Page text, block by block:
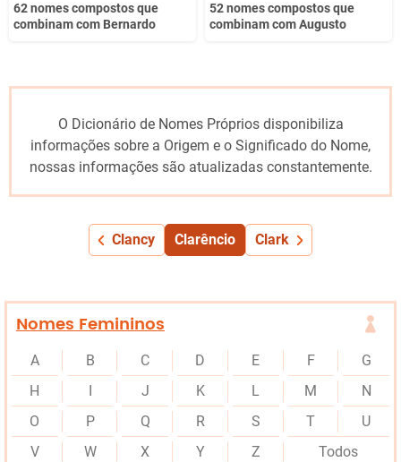
62 nomes compostos que
combinam com Bernardo
52 nomes compostos que
combinam com Augusto
O Dicionário de Nomes Próprios disponibiliza
informações sobre a Origem e o Significado do Nome,
nossas informações são atualizadas constantemente.
Clancy Clarêncio Clark
Nomes Femininos
A B C D E F
G
H
J K L M
N
O
P Q R S T
U
V
W X Y Z Todos